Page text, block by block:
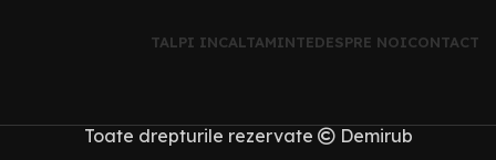
TALPI INCALTAMINTEDESPRE NOICONTACT
Toate drepturile rezervate Demirub